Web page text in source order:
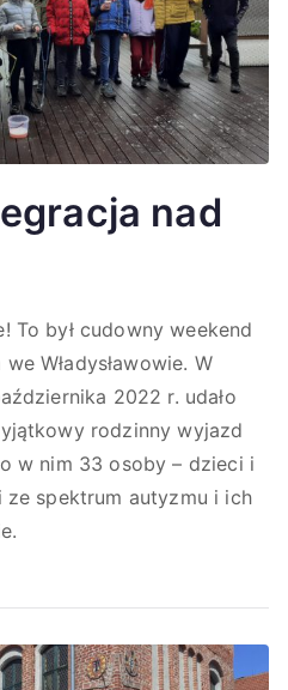
nad
To był cudowny weekend
Władysławowie. W
2022 r. udało
rodzinny wyjazd
w nim 33 osoby – dzieci i
ze spektrum autyzmu i ich